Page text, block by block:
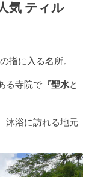
気 ティル
指に入る名所。
る寺院で 『聖水と
沐浴に訪れる地元